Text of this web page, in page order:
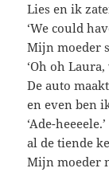
Lies en ik
‘We could
Mijn moeder
‘Oh oh
De auto
en even ben
‘Ade-
al de tiende
Mijn moeder